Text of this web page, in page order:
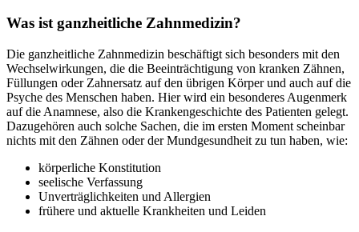
Was ist ganzheitliche Zahnmedizin?
Die ganzheitliche Zahnmedizin beschäftigt sich besonders mit den
Wechselwirkungen, die die Beeinträchtigung von kranken Zähnen,
Füllungen oder Zahnersatz auf den übrigen Körper und auch auf die
Psyche des Menschen haben. Hier wird ein besonderes Augenmerk
auf die Anamnese, also die Krankengeschichte des Patienten gelegt.
Dazugehören auch solche Sachen, die im ersten Moment scheinbar
nichts mit den Zähnen oder der Mundgesundheit zu tun haben, wie:
körperliche Konstitution
seelische Verfassung
Unverträglichkeiten und Allergien
frühere und aktuelle Krankheiten und Leiden